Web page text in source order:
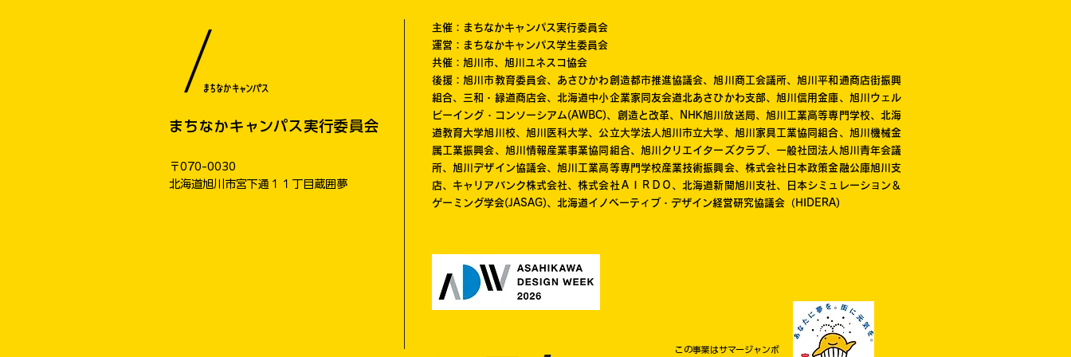
まちなかキャンパス実行委員会
〒070-0030
​北海道旭川市宮下通１１丁目蔵囲夢
主催：まちなかキャンパス実行委員会
運営：まちなかキャンパス学生委員会
共催：旭川市、旭川ユネスコ協会
後援：旭川市教育委員会、あさひかわ創造都市推進協議会、旭川商工会議所、旭川平和通商店街振興
組合、三和・緑道商店会、北海道中小企業家同友会道北あさひかわ支部、旭川信用金庫、旭川ウェル
ビーイング・コンソーシアム(AWBC)、創造と改革、NHK旭川放送局、旭川工業高等専門学校、北海
道教育大学旭川校、旭川医科大学、公立大学法人旭川市立大学、旭川家具工業協同組合、旭川機械金
属工業振興会、旭川情報産業事業協同組合、旭川クリエイターズクラブ、一般社団法人旭川青年会議
所、旭川デザイン協議会、旭川工業高等専門学校産業技術振興会、株式会社日本政策金融公庫旭川支
店、キャリアバンク株式会社、株式会社ＡＩＲＤＯ、北海道新聞旭川支社、日本シミュレーション＆
ゲーミング学会(JASAG)、北海道イノベーティブ・デザイン経営研究協議会（HIDERA)
この事業はサマージャンボ